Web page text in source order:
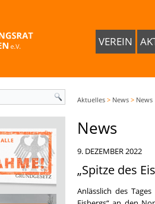
VEREIN
Aktuelles > News > News
News
9. DEZEMBER 2022
„Spitze des
Anlässlich des